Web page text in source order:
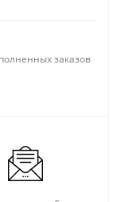
заказов